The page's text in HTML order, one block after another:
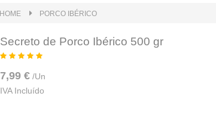
HOME PORCO IBÉRICO
Secreto de Porco Ibérico 500 gr
7,99 € /Un
IVA Incluído